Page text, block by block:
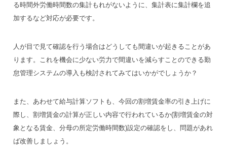
る時間外労働時間数の集計もれがないように、集計表に集計欄を追
加するなど対応が必要です。
人が目で見て確認を行う場合はどうしても間違いが起きることがあ
ります。これを機会に少ない労力で間違いを減らすことのできる勤
怠管理システムの導入も検討されてみてはいかがでしょうか？
また、あわせて給与計算ソフトも、今回の割増賃金率の引き上げに
際し、割増賃金の計算が正しい内容で行われているか(割増賃金の対
象となる賃金、分母の所定労働時間数)設定の確認をし、問題があれ
ば改善しましょう。